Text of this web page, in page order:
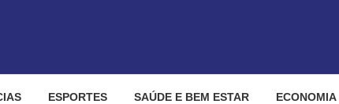
ESPORTES SAÚDE E BEM ESTAR ECONOMIA